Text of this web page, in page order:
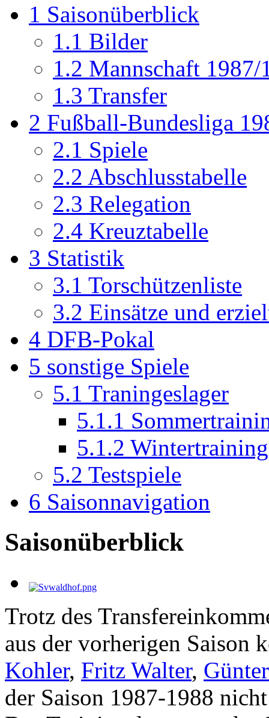
1 Saisonüberblick
1.1 Bilder
1.2 Mannschaft 1987/
1.3 Transfer
2 Fußball-Bundesliga
2.1 Spiele
2.2 Abschlusstabelle
2.3 Relegation
2.4 Kreuztabelle
3 Statistik
3.1 Torschützenliste
3.2 Einsätze und
4 DFB-Pokal
5 sonstige Spiele
5.1 Traningeslager
5.1.1
5.1.2
5.2 Testspiele
6 Saisonnavigation
Saisonüberblick
Trotz des
aus der vorherigen Saison
Kohler, Fritz Walter,
der Saison 1987-1988